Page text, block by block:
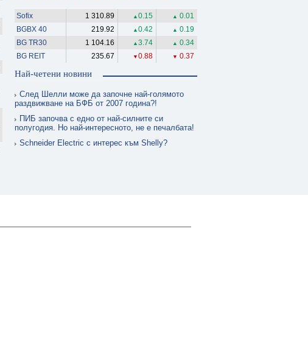
Sofix 1 310.89 ▲ 0.15 ▲ 0.01
BGBX 40
219.92 ▲ 0.42 ▲ 0.19
BG TR30
1 104.16 ▲ 3.74 ▲ 0.34
BG REIT
235.67 ▼ 0.88 ▼ 0.37
Най-четени новини
След Шелли може да започне най-голямото
раздвижване на БФБ от 2007 година?!
ПИБ започва с едно от най-силните си
полугодия. Но най-интересното, не е печалбата!
Schneider Electric с интерес към Shelly?